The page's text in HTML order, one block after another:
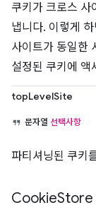
쿠키가 크로스 사
냅니다. 이렇게
사이트가 동일한
설정된 쿠키에 액
topLevelSite
문자열 선택사항
파티셔닝된 쿠키
CookieStore